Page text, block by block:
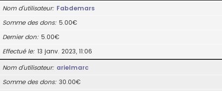
Nom d’utilisateur Fabdemars
Somme des dons 5.00€
Dernier don 5.00€
Effectué le 13 janv. 2023, 11:06
Nom d’utilisateur arielmarc
Somme des dons 30.00€